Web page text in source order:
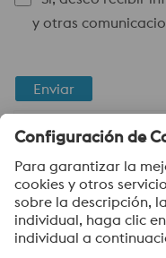
y otras
Enviar
Verificación Anti-
Haga clic para
voestalpine High